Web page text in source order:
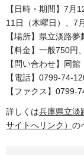
【日時・期間】7
11日（木曜日）、7
【場所】県立淡路
【料金】一般750
【問い合わせ】同館
【電話】0799-74-
【ファクス】0799-
詳しくは兵庫県立淡
サイトへリンク） の